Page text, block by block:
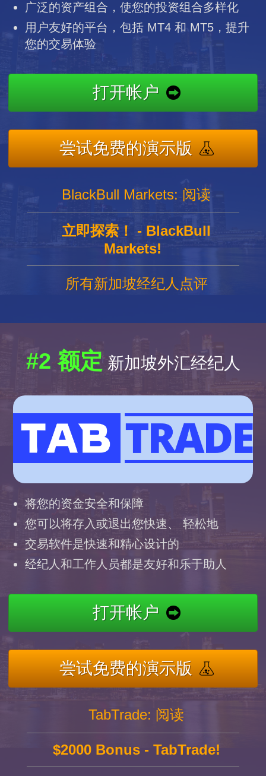
广泛的资产组合，使您的投资组合多样化
用户友好的平台，包括 MT4 和 MT5，提升
您的交易体验
打开帐户
尝试免费的演示版
BlackBull Markets: 阅读
立即探索！ - BlackBull
Markets!
所有新加坡经纪人点评
#2 额定新加坡外汇经纪人
将您的资金安全和保障
您可以将存入或退出您快速、 轻松地
交易软件是快速和精心设计的
经纪人和工作人员都是友好和乐于助人
打开帐户
尝试免费的演示版
TabTrade: 阅读
$2000 Bonus - TabTrade!